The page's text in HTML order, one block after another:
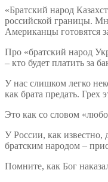
«Братский народ
российской границы.
Американцы готовятся
Про «братский народ
– кто будет платить за
У нас слишком легко
как брата предать. Грех
Это как со словом
У России, как
братским народом –
Помните, как Бог